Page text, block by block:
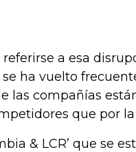
a esa
ha vuelto
las compañías
que por la
& LCR’ que se